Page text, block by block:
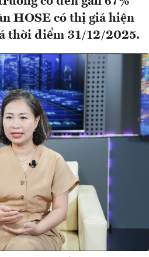
HOSE có thị giá hiện
thời điểm 31/12/2025.